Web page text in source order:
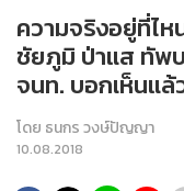
ความจริงอยู่ที่ไ
ชัยภูมิ ป่าแส ทัพ
จนท. บอกเห็นแล้
โดย ธนกร วงษ์ปัญญา
10.08.2018